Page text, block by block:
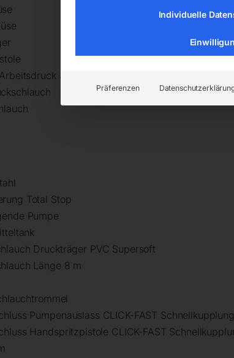
3 bar, Fördermenge 18 l/h)
Total Stop
Pumpe
Druckträger PVC Supersoft
Länge 8 m
Pumpenauslass CLICK-FAST Schnellkupplung
Handspritzpistole CLICK-FAST
Individuelle
Präferenzen